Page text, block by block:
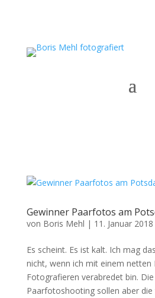
Gewinner Paarfotos am
von Boris Mehl | 11. Januar 2018
Es scheint. Es ist kalt. Ich mag
nicht, wenn ich mit einem netten
Fotografieren verabredet bin.
Paarfotoshooting sollen aber